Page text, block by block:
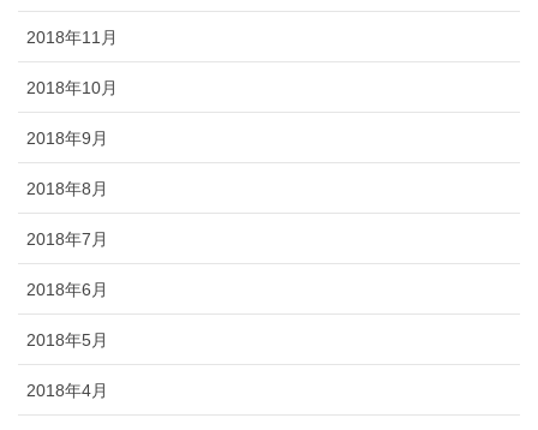
2018年11月
2018年10月
2018年9月
2018年8月
2018年7月
2018年6月
2018年5月
2018年4月